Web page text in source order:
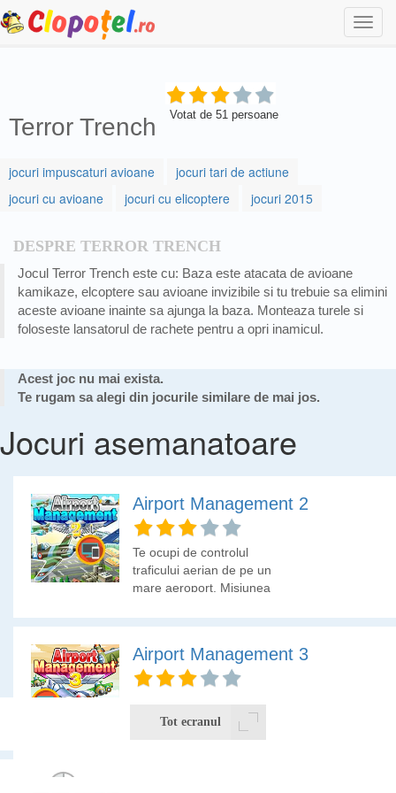
Terror Trench Votat de 51 persoane
jocuri impuscaturi avioane
jocuri tari de actiune
jocuri cu avioane
jocuri cu elicoptere jocuri 2015
DESPRE TERROR TRENCH
Jocul Terror Trench este cu: Baza este atacata de avioane
kamikaze, elcoptere sau avioane invizibile si tu trebuie sa elimini
aceste avioane inainte sa ajunga la baza. Monteaza turele si
foloseste lansatorul de rachete pentru a opri inamicul.
Acest joc nu mai exista.
Te rugam sa alegi din jocurile similare de mai jos.
Jocuri asemanatoare
Airport Management 2
Te ocupi de controlul
traficului aerian de pe un
mare aeroport. Misiunea
siguranta.
Airport Management 3
Esti controlorul de trafic
al aeroportului. De tine
depinde daca aparatele
Tot ecranul